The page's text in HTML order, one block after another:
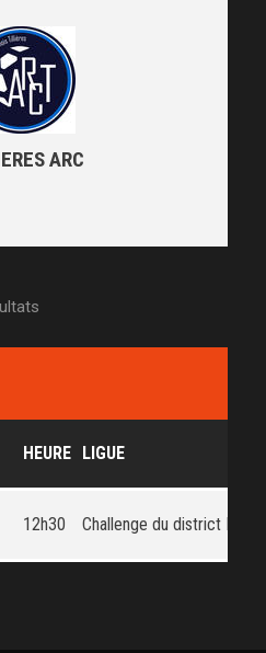
ARC
HEURE LIGUE
12h30 Challenge du district